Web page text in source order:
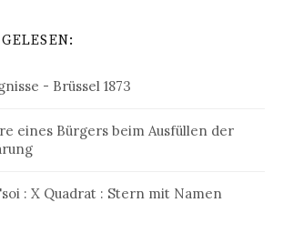
- Brüssel 1873
eines Bürgers beim Ausfüllen der
: X Quadrat : Stern mit Namen